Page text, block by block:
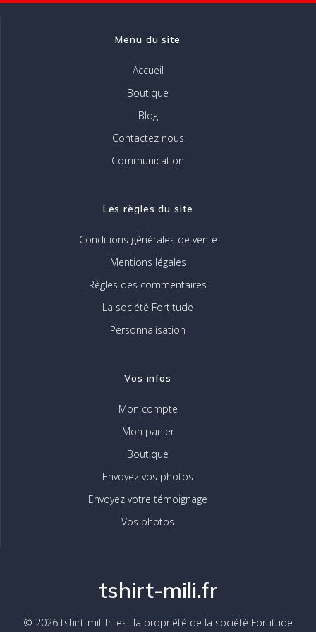
Menu du site
Accueil
Boutique
Blog
Contactez nous
Communication
Les règles du site
Conditions générales de vente
Mentions légales
Règles des commentaires
La société Fortitude
Personnalisation
Vos infos
Mon compte
Mon panier
Boutique
Envoyez vos photos
Envoyez votre témoignage
Vos photos
tshirt-mili.fr
© 2026 tshirt-mili.fr. est la propriété de la société Fortitude